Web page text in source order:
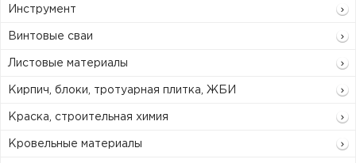
Инструмент
Винтовые сваи
Листовые материалы
Кирпич, блоки, тротуарная плитка, ЖБИ
Краска, строительная химия
Кровельные материалы